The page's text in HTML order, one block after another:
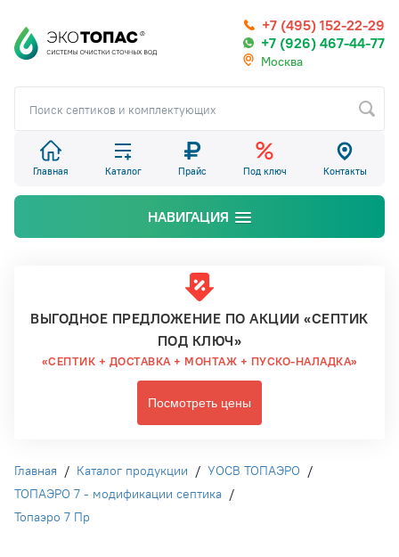
+7 (495) 152-22-29
+7 (926) 467-44-77
Москва
Главная Каталог Прайс Под ключ Контакты
НАВИГАЦИЯ
ВЫГОДНОЕ ПРЕДЛОЖЕНИЕ ПО АКЦИИ «СЕПТИК
ПОД КЛЮЧ»
«СЕПТИК + ДОСТАВКА + МОНТАЖ + ПУСКО-НАЛАДКА»
Посмотреть цены
Главная / Каталог продукции / УОСВ ТОПАЭРО /
ТОПАЭРО 7 - модификации септика /
Топаэро 7 Пр